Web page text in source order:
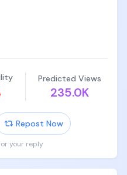
——！）
されたー！」（掉下去
的惊呼。
面反应收尾（Water-level
机位静止，优先表现脸
膀，湿发一缕缕贴在脸颊
Predicted Views
235.0K
Repost Now
your reply